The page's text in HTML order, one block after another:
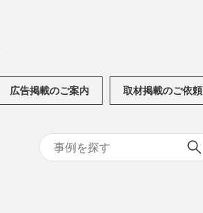
広告掲載のご案内 取材掲載のご依頼